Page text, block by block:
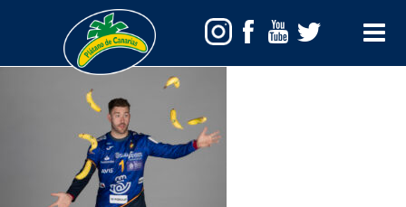
Menu
balonmano masculino